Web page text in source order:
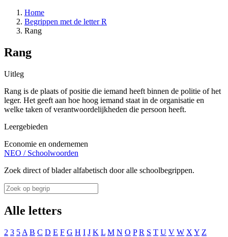
Home
Begrippen met de letter R
Rang
Rang
Uitleg
Rang is de plaats of positie die iemand heeft binnen de politie of het
leger. Het geeft aan hoe hoog iemand staat in de organisatie en
welke taken of verantwoordelijkheden die persoon heeft.
Leergebieden
Economie en ondernemen
NEO / Schoolwoorden
Zoek direct of blader alfabetisch door alle schoolbegrippen.
Alle letters
2 3 5 A B C D E F G H I J K L M N O P R S T U V W X Y Z